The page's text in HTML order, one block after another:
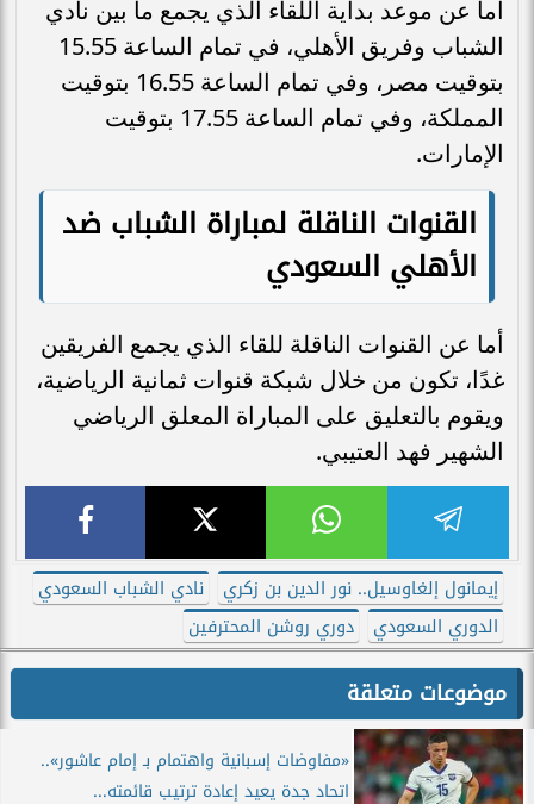
أما عن موعد بداية اللقاء الذي يجمع ما بين نادي
الشباب وفريق الأهلي، في تمام الساعة 15.55
بتوقيت مصر، وفي تمام الساعة 16.55 بتوقيت
المملكة، وفي تمام الساعة 17.55 بتوقيت
الإمارات.
القنوات الناقلة لمباراة الشباب ضد
الأهلي السعودي
أما عن القنوات الناقلة للقاء الذي يجمع الفريقين
غدًا، تكون من خلال شبكة قنوات ثمانية الرياضية،
ويقوم بالتعليق على المباراة المعلق الرياضي
الشهير فهد العتيبي.
إيمانول إلغاوسيل.. نور الدين بن زكري
نادي الشباب السعودي
الدوري السعودي
دوري روشن المحترفين
موضوعات متعلقة
«مفاوضات إسبانية واهتمام بـ إمام عاشور»..
اتحاد جدة يعيد إعادة ترتيب قائمته...